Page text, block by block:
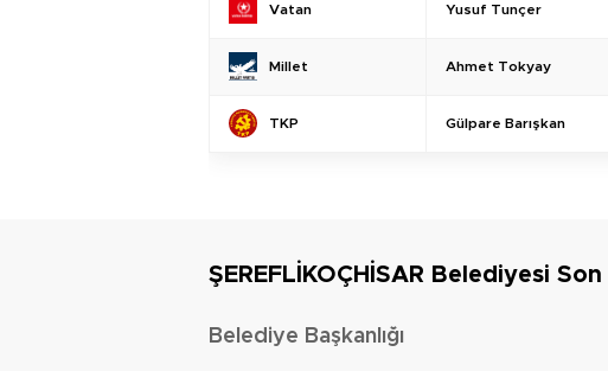
Vatan Yusuf Tunçer
Millet Ahmet Tokyay
TKP Gülpare Barışkan
ŞEREFLİKOÇHİSAR Belediyesi
Belediye Başkanlığı